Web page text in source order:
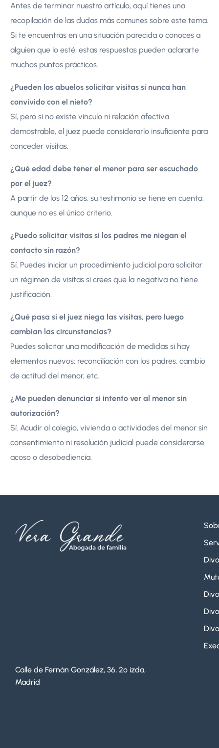
Antes de terminar nuestro artículo, aquí tienes una
recopilación de las dudas más comunes sobre este tema.
Si te encuentras en una situación parecida o conoces a
alguien que lo esté, estas respuestas pueden aclararte
muchos puntos prácticos.
¿Pueden los abuelos solicitar visitas si nunca han
convivido con el nieto?
Sí, pero si no existe vínculo ni relación afectiva
demostrable, el juez puede considerarlo insuficiente para
conceder visitas.
¿Qué edad debe tener el menor para ser escuchado
por el juez?
A partir de los 12 años, su testimonio se tiene en cuenta,
aunque no es el único criterio.
¿Puedo solicitar visitas si los padres me niegan el
contacto sin razón?
Sí. Puedes iniciar un procedimiento judicial para solicitar
un régimen de visitas si crees que la negativa no tiene
justificación.
¿Qué pasa si el juez niega las visitas, pero luego
cambian las circunstancias?
Puedes solicitar una modificación de medidas si hay
elementos nuevos: reconciliación con los padres, cambio
de actitud del menor, etc.
¿Me pueden denunciar si intento ver al menor sin
autorización?
Sí. Acudir al colegio, vivienda o actividades del menor sin
consentimiento ni resolución judicial puede considerarse
acoso o desobediencia.
Calle de Fernán González, 36, 2º izda,
Madrid